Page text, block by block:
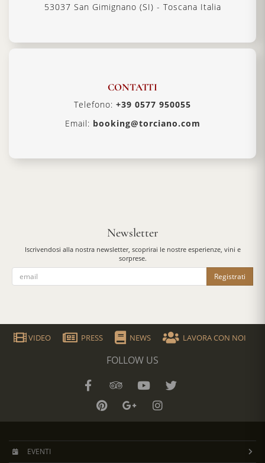
53037 San Gimignano (SI) - Toscana Italia
CONTATTI
Telefono: +39 0577 950055
Email: booking@torciano.com
Newsletter
Iscrivendosi alla nostra newsletter, scoprirai le nostre esperienze, vini e
sorprese.
Registrati
VIDEO PRESS NEWS LAVORA CON NOI
FOLLOW US
EVENTI